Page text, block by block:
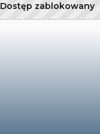
Dostęp zablokowany